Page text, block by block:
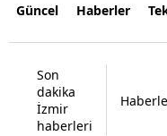
Güncel Haberler
Son
dakika
İzmir
haberleri